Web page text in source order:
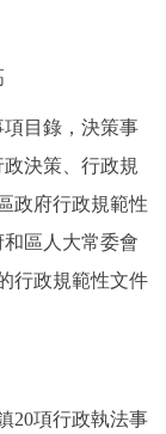
PORTUGUÊS
目錄，決策事
決策、行政規
政府行政規範性
區人大常委會
行政規範性文件
項行政執法事